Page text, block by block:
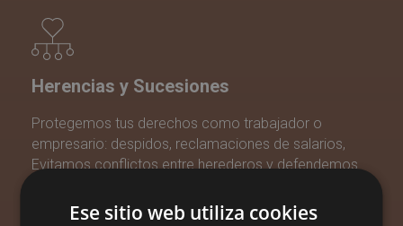
Herencias y Sucesiones
Protegemos tus derechos como trabajador o
empresario: despidos, reclamaciones de salarios,
Evitamos conflictos entre herederos y defendemos
aceptación de herencias.y accidentes laborales.
Ese sitio web utiliza cookies